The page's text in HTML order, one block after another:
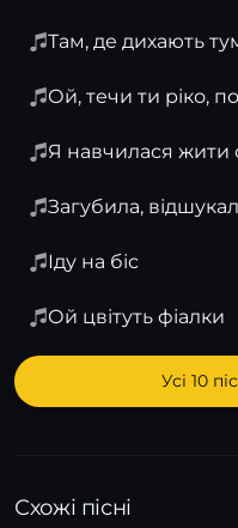
Там, де дихають
Ой, течи ти ріко,
Я навчилася жити
Загубила,
Іду на біс
Ой цвітуть фіалки
Усі 10
Схожі пісні